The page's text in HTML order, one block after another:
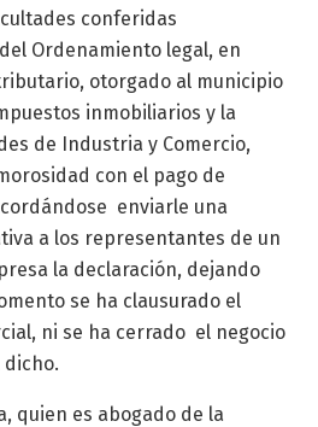
conferidas
Ordenamiento legal, en
otorgado al municipio
inmobiliarios y la
de Industria y Comercio,
con el pago de
enviarle una
a los representantes de un
la declaración, dejando
se ha clausurado el
ni se ha cerrado el negocio
dicho.
quien es abogado de la